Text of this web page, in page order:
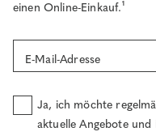
einen Online-Einkauf.¹
E-Mail-Adresse
Ja, ich möchte
aktuelle Angebote